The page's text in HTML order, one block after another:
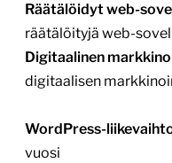
Räätälöidyt web-
räätälöityjä web-
Digitaalinen
digitaalisen
WordPress-
vuosi